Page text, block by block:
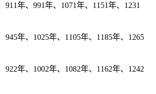
年、991年、1071年、1151年、1231
年、1025年、1105年、1185年、1265
年、1002年、1082年、1162年、1242